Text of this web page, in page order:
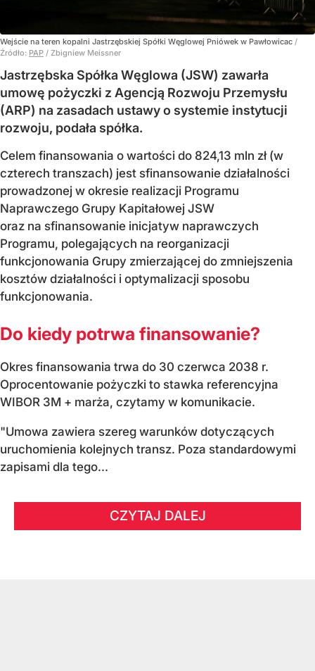
Wejście na teren kopalni Jastrzębskiej Spółki Węglowej Pniówek w Pawłowicac /
Źródło: PAP / Zbigniew Meissner
Jastrzębska Spółka Węglowa (JSW) zawarła
umowę pożyczki z Agencją Rozwoju Przemysłu
(ARP) na zasadach ustawy o systemie instytucji
rozwoju, podała spółka.
Celem finansowania o wartości do 824,13 mln zł (w
czterech transzach) jest sfinansowanie działalności
prowadzonej w okresie realizacji Programu
Naprawczego Grupy Kapitałowej JSW
oraz na sfinansowanie inicjatyw naprawczych
Programu, polegających na reorganizacji
funkcjonowania Grupy zmierzającej do zmniejszenia
kosztów działalności i optymalizacji sposobu
funkcjonowania.
Do kiedy potrwa finansowanie?
Okres finansowania trwa do 30 czerwca 2038 r.
Oprocentowanie pożyczki to stawka referencyjna
WIBOR 3M + marża, czytamy w komunikacie.
"Umowa zawiera szereg warunków dotyczących
uruchomienia kolejnych transz. Poza standardowymi
zapisami dla tego...
CZYTAJ DALEJ